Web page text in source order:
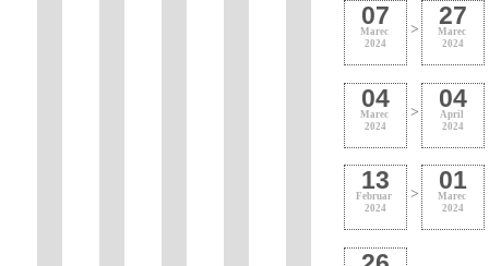
07
Marec
2024
> 27
Marec
2024
04
Marec
2024
> 04
April
2024
13
Februar
2024
> 01
Marec
2024